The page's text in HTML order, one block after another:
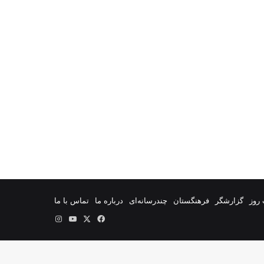
گزارشگر فرهنگستان چندرسانه‌ای درباره ما
تماس با ما
فیس
یوتیوب